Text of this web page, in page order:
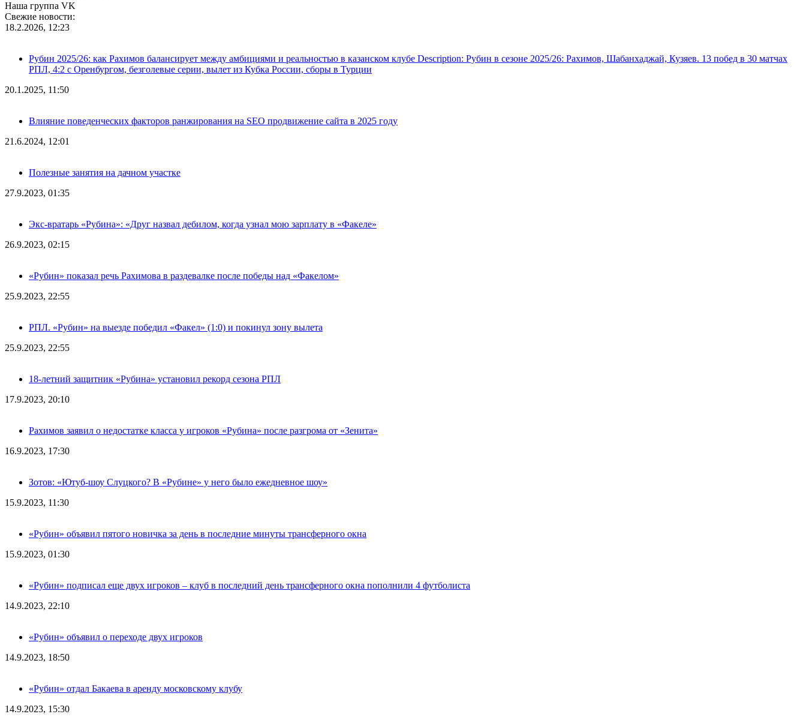
Наша группа VK
Свежие новости:
18.2.2026, 12:23
Рубин 2025/26: как Рахимов балансирует между амбициями и реальностью в казанском клубе Description: Рубин в сезоне 2025/26: Рахимов, Шабанхаджай, Кузяев. 13 побед в 30 матчах
РПЛ, 4:2 с Оренбургом, безголевые серии, вылет из Кубка России, сборы в Турции
20.1.2025, 11:50
Влияние поведенческих факторов ранжирования на SEO продвижение сайта в 2025 году
21.6.2024, 12:01
Полезные занятия на дачном участке
27.9.2023, 01:35
Экс-вратарь «Рубина»: «Друг назвал дебилом, когда узнал мою зарплату в «Факеле»
26.9.2023, 02:15
«Рубин» показал речь Рахимова в раздевалке после победы над «Факелом»
25.9.2023, 22:55
РПЛ. «Рубин» на выезде победил «Факел» (1:0) и покинул зону вылета
25.9.2023, 22:55
18-летний защитник «Рубина» установил рекорд сезона РПЛ
17.9.2023, 20:10
Рахимов заявил о недостатке класса у игроков «Рубина» после разгрома от «Зенита»
16.9.2023, 17:30
Зотов: «Ютуб-шоу Слуцкого? В «Рубине» у него было ежедневное шоу»
15.9.2023, 11:30
«Рубин» объявил пятого новичка за день в последние минуты трансферного окна
15.9.2023, 01:30
«Рубин» подписал еще двух игроков – клуб в последний день трансферного окна пополнили 4 футболиста
14.9.2023, 22:10
«Рубин» объявил о переходе двух игроков
14.9.2023, 18:50
«Рубин» отдал Бакаева в аренду московскому клубу
14.9.2023, 15:30